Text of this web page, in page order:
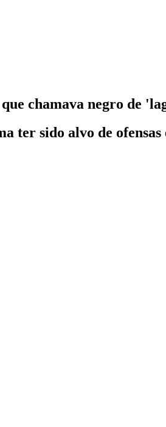
chamava negro de
ter sido alvo de ofensas